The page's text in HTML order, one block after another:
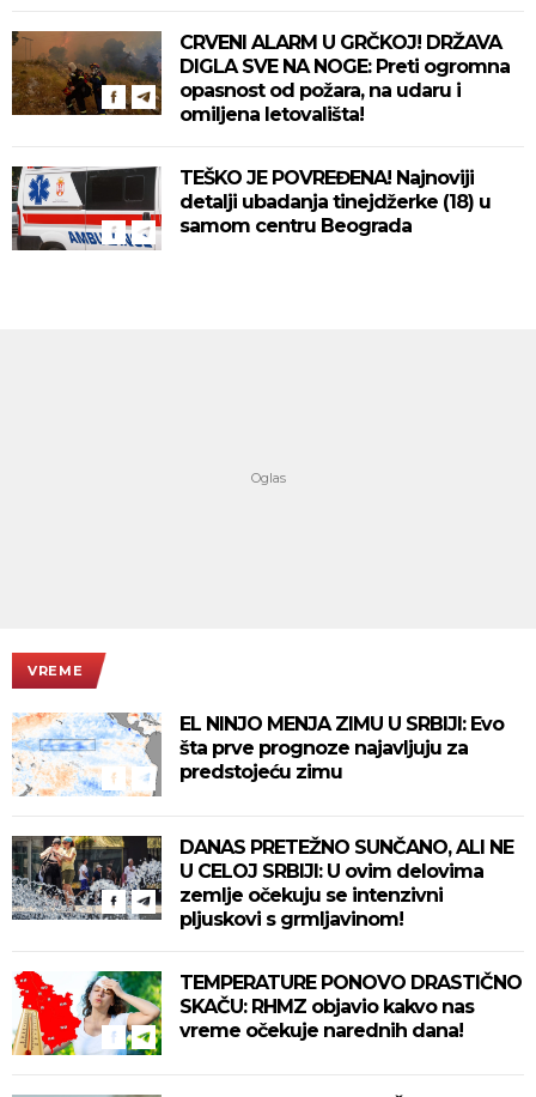
CRVENI ALARM U GRČKOJ! DRŽAVA
DIGLA SVE NA NOGE: Preti ogromna
opasnost od požara, na udaru i
omiljena letovališta!
TEŠKO JE POVREĐENA! Najnoviji
detalji ubadanja tinejdžerke (18) u
samom centru Beograda
VREME
EL NINJO MENJA ZIMU U SRBIJI: Evo
šta prve prognoze najavljuju za
predstojeću zimu
DANAS PRETEŽNO SUNČANO, ALI NE
U CELOJ SRBIJI: U ovim delovima
zemlje očekuju se intenzivni
pljuskovi s grmljavinom!
TEMPERATURE PONOVO DRASTIČNO
SKAČU: RHMZ objavio kakvo nas
vreme očekuje narednih dana!